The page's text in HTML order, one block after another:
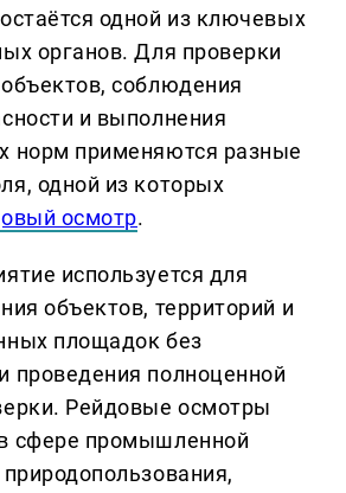
одной из ключевых
органов. Для проверки
соблюдения
и выполнения
норм применяются разные
одной из которых
осмотр.
используется для
объектов, территорий и
площадок без
проведения полноценной
Рейдовые осмотры
сфере промышленной